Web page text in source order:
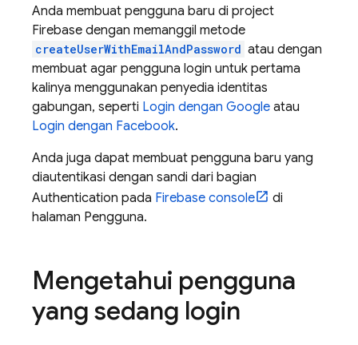
Anda membuat pengguna baru di project
Firebase dengan memanggil metode
createUserWithEmailAndPassword atau dengan
membuat agar pengguna login untuk pertama
kalinya menggunakan penyedia identitas
gabungan, seperti Login dengan Google atau
Login dengan Facebook.
Anda juga dapat membuat pengguna baru yang
diautentikasi dengan sandi dari bagian
Authentication pada Firebase console
di
halaman Pengguna.
Mengetahui pengguna
yang sedang login